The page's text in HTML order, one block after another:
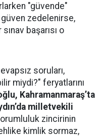
"güvende"
zedelenirse,
başarısı o
soruları,
miydi?" feryatlarını
Kahramanmaraş’ta
milletvekili
zincirinin
kimlik sormaz,